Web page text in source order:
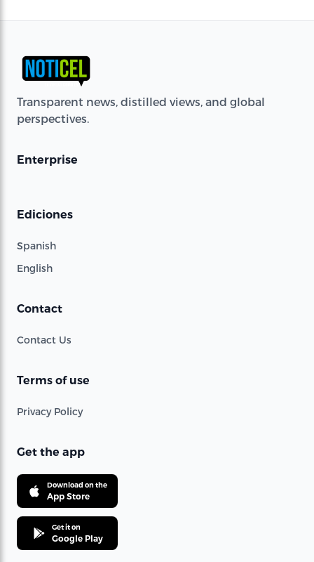
Transparent news, distilled views, and global
perspectives.
Enterprise
Ediciones
Spanish
English
Contact
Contact Us
Terms of use
Privacy Policy
Get the app
Download on the
App Store
Get it on
Google Play